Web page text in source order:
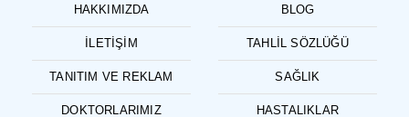
HAKKIMIZDA
İLETIŞIM
TANITIM VE REKLAM
DOKTORLARIMIZ
BLOG
TAHLIL SÖZLÜĞÜ
SAĞLIK
HASTALIKLAR